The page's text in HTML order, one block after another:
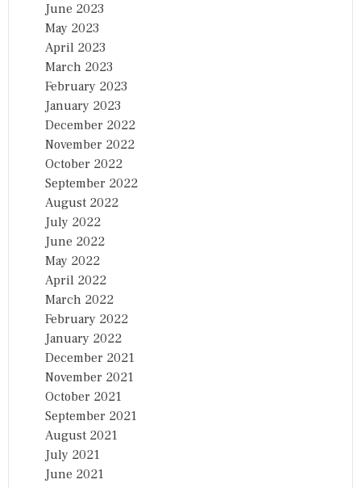
June 2023
May 2023
April 2023
March 2023
February 2023
January 2023
December 2022
November 2022
October 2022
September 2022
August 2022
July 2022
June 2022
May 2022
April 2022
March 2022
February 2022
January 2022
December 2021
November 2021
October 2021
September 2021
August 2021
July 2021
June 2021